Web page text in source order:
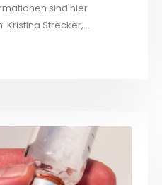
sind hier
Strecker,...